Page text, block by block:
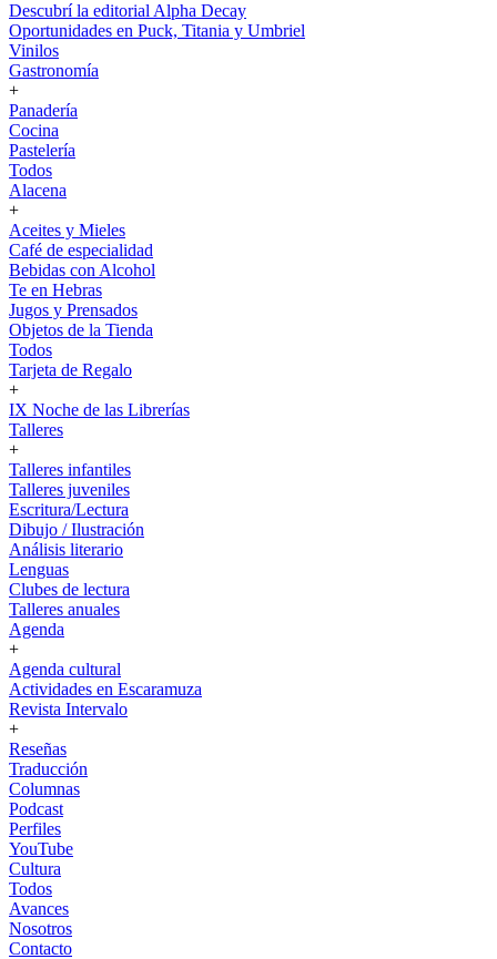
Descubrí la editorial Alpha Decay
Oportunidades en Puck, Titania y Umbriel
Vinilos
Gastronomía
+
Panadería
Cocina
Pastelería
Todos
Alacena
+
Aceites y Mieles
Café de especialidad
Bebidas con Alcohol
Te en Hebras
Jugos y Prensados
Objetos de la Tienda
Todos
Tarjeta de Regalo
+
IX Noche de las Librerías
Talleres
+
Talleres infantiles
Talleres juveniles
Escritura/Lectura
Dibujo / Ilustración
Análisis literario
Lenguas
Clubes de lectura
Talleres anuales
Agenda
+
Agenda cultural
Actividades en Escaramuza
Revista Intervalo
+
Reseñas
Traducción
Columnas
Podcast
Perfiles
YouTube
Cultura
Todos
Avances
Nosotros
Contacto